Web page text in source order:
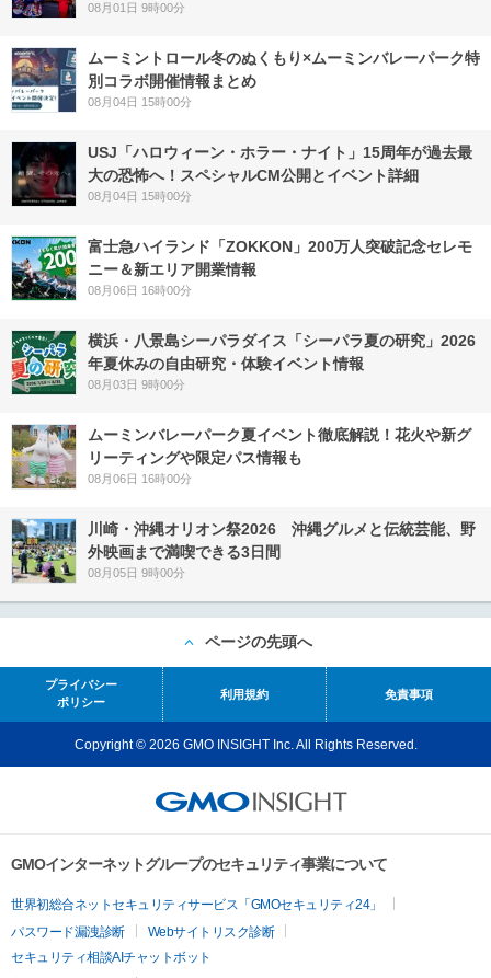
08月01日 9時00分
ムーミントロール冬のぬくもり×ムーミンバレーパーク特
別コラボ開催情報まとめ
08月04日 15時00分
USJ「ハロウィーン・ホラー・ナイト」15周年が過去最
大の恐怖へ！スペシャルCM公開とイベント詳細
08月04日 15時00分
富士急ハイランド「ZOKKON」200万人突破記念セレモ
ニー＆新エリア開業情報
08月06日 16時00分
横浜・八景島シーパラダイス「シーパラ夏の研究」2026
年夏休みの自由研究・体験イベント情報
08月03日 9時00分
ムーミンバレーパーク夏イベント徹底解説！花火や新グ
リーティングや限定パス情報も
08月06日 16時00分
川崎・沖縄オリオン祭2026 沖縄グルメと伝統芸能、野
外映画まで満喫できる3日間
08月05日 9時00分
ページの先頭へ
プライバシー
ポリシー
利用規約 免責事項
Copyright © 2026 GMO INSIGHT Inc. All Rights Reserved.
GMOインターネットグループのセキュリティ事業について
世界初総合ネットセキュリティサービス「GMOセキュリティ24」
パスワード漏洩診断
Webサイトリスク診断
セキュリティ相談AIチャットボット